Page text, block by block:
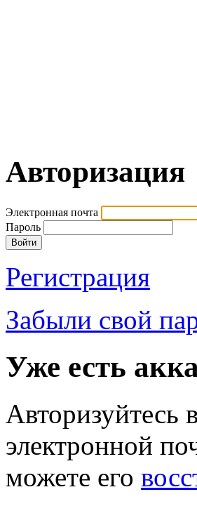
Авторизация
Электронная почта
Пароль
Регистрация
Забыли свой
Уже есть
Авторизуйтесь
электронной
можете его